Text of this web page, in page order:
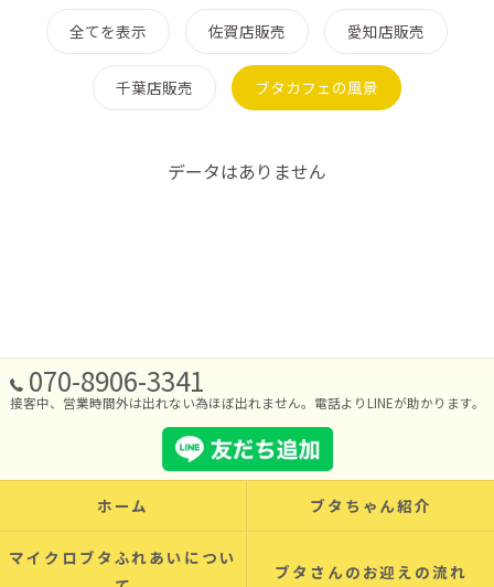
全てを表示 佐賀店販売 愛知店販売
千葉店販売 ブタカフェの風景
データはありません
070-8906-3341
接客中、営業時間外は出れない為ほぼ出れません。電話よりLINEが助かります。
ホーム ブタちゃん紹介
マイクロブタふれあいについ
ブタさんのお迎えの流れ